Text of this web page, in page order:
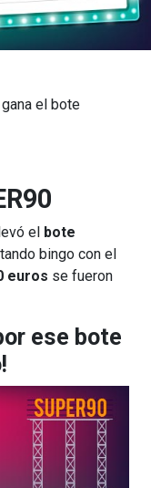
el bote
el bote
bingo con el
euros se fueron
ese bote